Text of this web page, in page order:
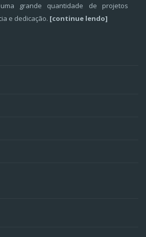
grande quantidade de projetos
e dedicação. [continue lendo]